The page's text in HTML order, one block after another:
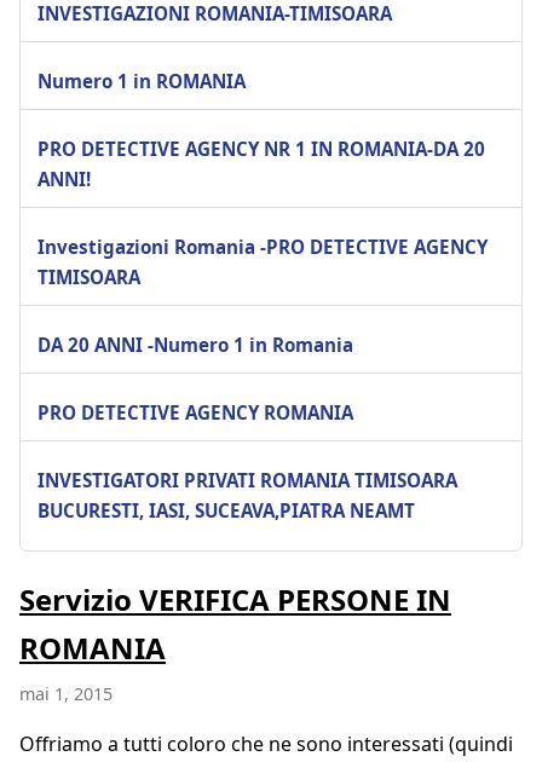
INVESTIGAZIONI ROMANIA-TIMISOARA
Numero 1 in ROMANIA
PRO DETECTIVE AGENCY NR 1 IN ROMANIA-DA 20
ANNI!
Investigazioni Romania -PRO DETECTIVE AGENCY
TIMISOARA
DA 20 ANNI -Numero 1 in Romania
PRO DETECTIVE AGENCY ROMANIA
INVESTIGATORI PRIVATI ROMANIA TIMISOARA
BUCURESTI, IASI, SUCEAVA,PIATRA NEAMT
Servizio VERIFICA PERSONE IN
ROMANIA
mai 1, 2015
Offriamo a tutti coloro che ne sono interessati (quindi